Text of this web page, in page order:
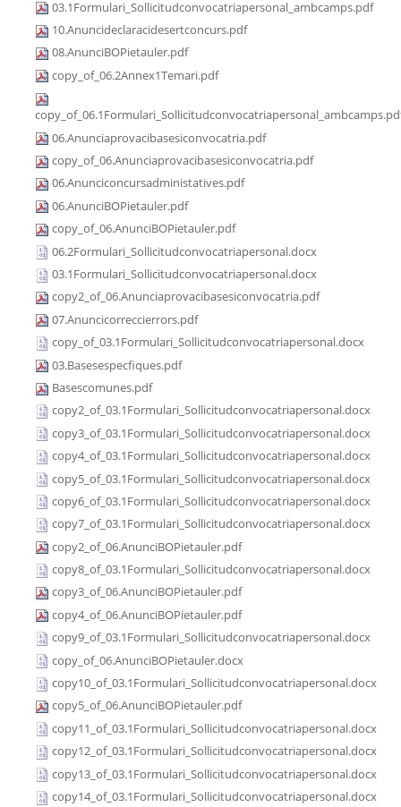
03.1Formulari_Sollicitudconvocatriapersonal_ambcamps.pdf
10.Anuncideclaracidesertconcurs.pdf
08.AnunciBOPietauler.pdf
copy_of_06.2Annex1Temari.pdf
06.Anunciaprovacibasesiconvocatria.pdf
copy_of_06.Anunciaprovacibasesiconvocatria.pdf
06.Anunciconcursadministatives.pdf
06.AnunciBOPietauler.pdf
copy_of_06.AnunciBOPietauler.pdf
06.2Formulari_Sollicitudconvocatriapersonal.docx
03.1Formulari_Sollicitudconvocatriapersonal.docx
copy2_of_06.Anunciaprovacibasesiconvocatria.pdf
07.Anuncicorreccierrors.pdf
copy_of_03.1Formulari_Sollicitudconvocatriapersonal.docx
03.Basesespecfiques.pdf
Basescomunes.pdf
copy2_of_03.1Formulari_Sollicitudconvocatriapersonal.docx
copy3_of_03.1Formulari_Sollicitudconvocatriapersonal.docx
copy4_of_03.1Formulari_Sollicitudconvocatriapersonal.docx
copy5_of_03.1Formulari_Sollicitudconvocatriapersonal.docx
copy6_of_03.1Formulari_Sollicitudconvocatriapersonal.docx
copy7_of_03.1Formulari_Sollicitudconvocatriapersonal.docx
copy2_of_06.AnunciBOPietauler.pdf
copy8_of_03.1Formulari_Sollicitudconvocatriapersonal.docx
copy3_of_06.AnunciBOPietauler.pdf
copy4_of_06.AnunciBOPietauler.pdf
copy9_of_03.1Formulari_Sollicitudconvocatriapersonal.docx
copy_of_06.AnunciBOPietauler.docx
copy10_of_03.1Formulari_Sollicitudconvocatriapersonal.docx
copy5_of_06.AnunciBOPietauler.pdf
copy11_of_03.1Formulari_Sollicitudconvocatriapersonal.docx
copy12_of_03.1Formulari_Sollicitudconvocatriapersonal.docx
copy13_of_03.1Formulari_Sollicitudconvocatriapersonal.docx
copy14_of_03.1Formulari_Sollicitudconvocatriapersonal.docx